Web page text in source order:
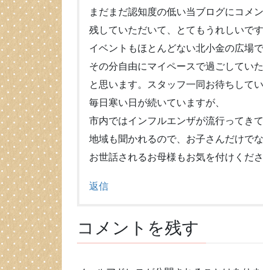
まだまだ認知度の低い当ブログにコメ
残していただいて、とてもうれしいで
イベントもほとんどない北小金の広場で
その分自由にマイペースで過ごしてい
と思います。スタッフ一同お待ちして
毎日寒い日が続いていますが、
市内ではインフルエンザが流行ってき
地域も聞かれるので、お子さんだけでな
お世話されるお母様もお気を付けくださ
返信
コメントを残す